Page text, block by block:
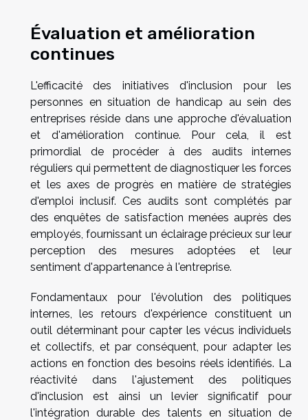
Évaluation et amélioration
continues
L'efficacité des initiatives d'inclusion pour les
personnes en situation de handicap au sein des
entreprises réside dans une approche d'évaluation
et d'amélioration continue. Pour cela, il est
primordial de procéder à des audits internes
réguliers qui permettent de diagnostiquer les forces
et les axes de progrès en matière de stratégies
d'emploi inclusif. Ces audits sont complétés par
des enquêtes de satisfaction menées auprès des
employés, fournissant un éclairage précieux sur leur
perception des mesures adoptées et leur
sentiment d'appartenance à l'entreprise.
Fondamentaux pour l'évolution des politiques
internes, les retours d'expérience constituent un
outil déterminant pour capter les vécus individuels
et collectifs, et par conséquent, pour adapter les
actions en fonction des besoins réels identifiés. La
réactivité dans l'ajustement des politiques
d'inclusion est ainsi un levier significatif pour
l'intégration durable des talents en situation de